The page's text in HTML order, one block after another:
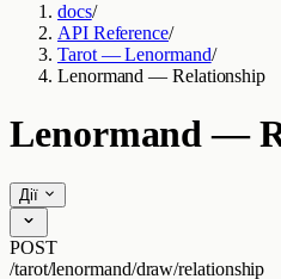
docs/
API Reference/
Tarot — Lenormand/
Lenormand — Relationship
Lenormand —
Дії
POST
/tarot/lenormand/draw/relationship